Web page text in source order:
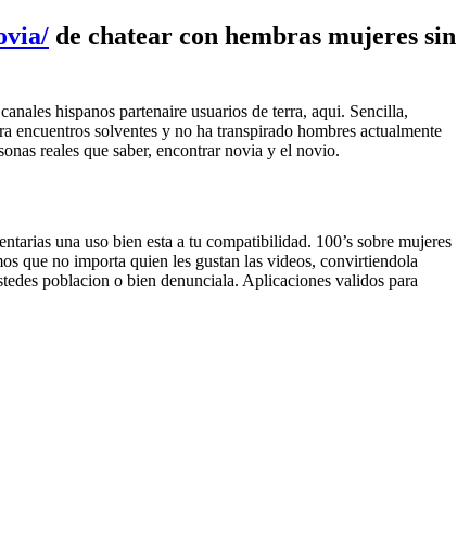
de chatear con hembras mujeres sin
hispanos partenaire usuarios de terra, aqui. Sencilla,
encuentros solventes y no ha transpirado hombres actualmente
reales que saber, encontrar novia y el novio.
una uso bien esta a tu compatibilidad. 100’s sobre mujeres
que no importa quien les gustan las videos, convirtiendola
poblacion o bien denunciala. Aplicaciones validos para